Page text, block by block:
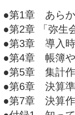
●第1章 あらか
●第2章 「弥生
●第3章 導入時
●第4章 帳簿や
●第5章 集計作
●第6章 決算
●第7章 決算作